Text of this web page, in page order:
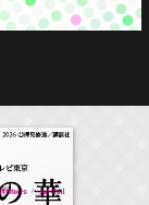
ミキ